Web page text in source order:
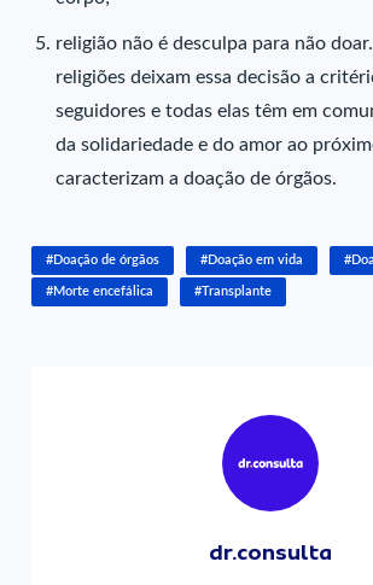
religião não é desculpa para não
religiões deixam essa decisão a
seguidores e todas elas têm em
da solidariedade e do amor ao
caracterizam a doação de órgãos.
#Doação de órgãos #Doação em vida
#Morte encefálica #Transplante
dr.consulta